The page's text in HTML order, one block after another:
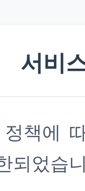
서비
책에
되었습